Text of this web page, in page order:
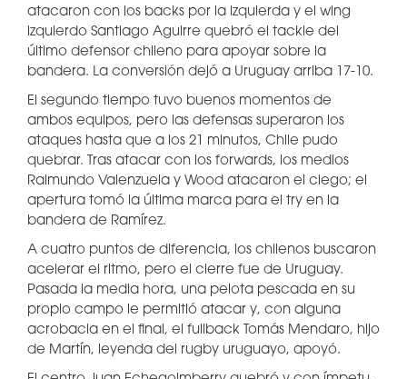
atacaron con los backs por la izquierda y el wing
izquierdo Santiago Aguirre quebró el tackle del
último defensor chileno para apoyar sobre la
bandera. La conversión dejó a Uruguay arriba 17-10.
El segundo tiempo tuvo buenos momentos de
ambos equipos, pero las defensas superaron los
ataques hasta que a los 21 minutos, Chile pudo
quebrar. Tras atacar con los forwards, los medios
Raimundo Valenzuela y Wood atacaron el ciego; el
apertura tomó la última marca para el try en la
bandera de Ramírez.
A cuatro puntos de diferencia, los chilenos buscaron
acelerar el ritmo, pero el cierre fue de Uruguay.
Pasada la media hora, una pelota pescada en su
propio campo le permitió atacar y, con alguna
acrobacia en el final, el fullback Tomás Mendaro, hijo
de Martín, leyenda del rugby uruguayo, apoyó.